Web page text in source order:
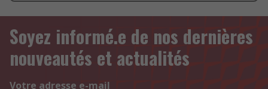
Soyez informé.e de nos dernières
nouveautés et actualités
Votre adresse e-mail